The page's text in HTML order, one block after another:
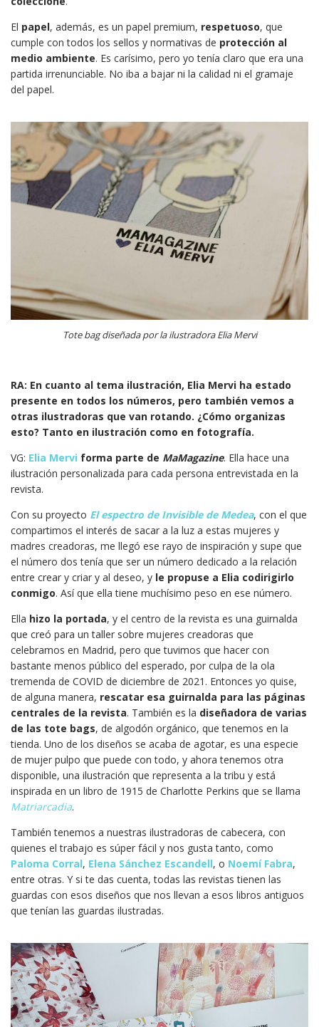
El papel, además, es un papel premium, respetuoso, que
cumple con todos los sellos y normativas de protección al
medio ambiente. Es carísimo, pero yo tenía claro que era una
partida irrenunciable. No iba a bajar ni la calidad ni el gramaje
del papel.
Tote bag diseñada por la ilustradora Elia Mervi
RA: En cuanto al tema ilustración, Elia Mervi ha estado
presente en todos los números, pero también vemos a
otras ilustradoras que van rotando. ¿Cómo organizas
esto? Tanto en ilustración como en fotografía.
VG: Elia Mervi forma parte de MaMagazine. Ella hace una
ilustración personalizada para cada persona entrevistada en la
revista.
Con su proyecto El espectro de Invisible de Medea, con el que
compartimos el interés de sacar a la luz a estas mujeres y
madres creadoras, me llegó ese rayo de inspiración y supe que
el número dos tenía que ser un número dedicado a la relación
entre crear y criar y al deseo, y le propuse a Elia codirigirlo
conmigo. Así que ella tiene muchísimo peso en ese número.
Ella hizo la portada, y el centro de la revista es una guirnalda
que creó para un taller sobre mujeres creadoras que
celebramos en Madrid, pero que tuvimos que hacer con
bastante menos público del esperado, por culpa de la ola
tremenda de COVID de diciembre de 2021. Entonces yo quise,
de alguna manera, rescatar esa guirnalda para las páginas
centrales de la revista. También es la diseñadora de varias
de las tote bags, de algodón orgánico, que tenemos en la
tienda. Uno de los diseños se acaba de agotar, es una especie
de mujer pulpo que puede con todo, y ahora tenemos otra
disponible, una ilustración que representa a la tribu y está
inspirada en un libro de 1915 de Charlotte Perkins que se llama
Matriarcadia.
También tenemos a nuestras ilustradoras de cabecera, con
quienes el trabajo es súper fácil y nos gusta tanto, como
Paloma Corral, Elena Sánchez Escandell, o Noemí Fabra,
entre otras. Y si te das cuenta, todas las revistas tienen las
guardas con esos diseños que nos llevan a esos libros antiguos
que tenían las guardas ilustradas.